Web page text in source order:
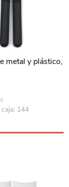
metal y plástico,
144